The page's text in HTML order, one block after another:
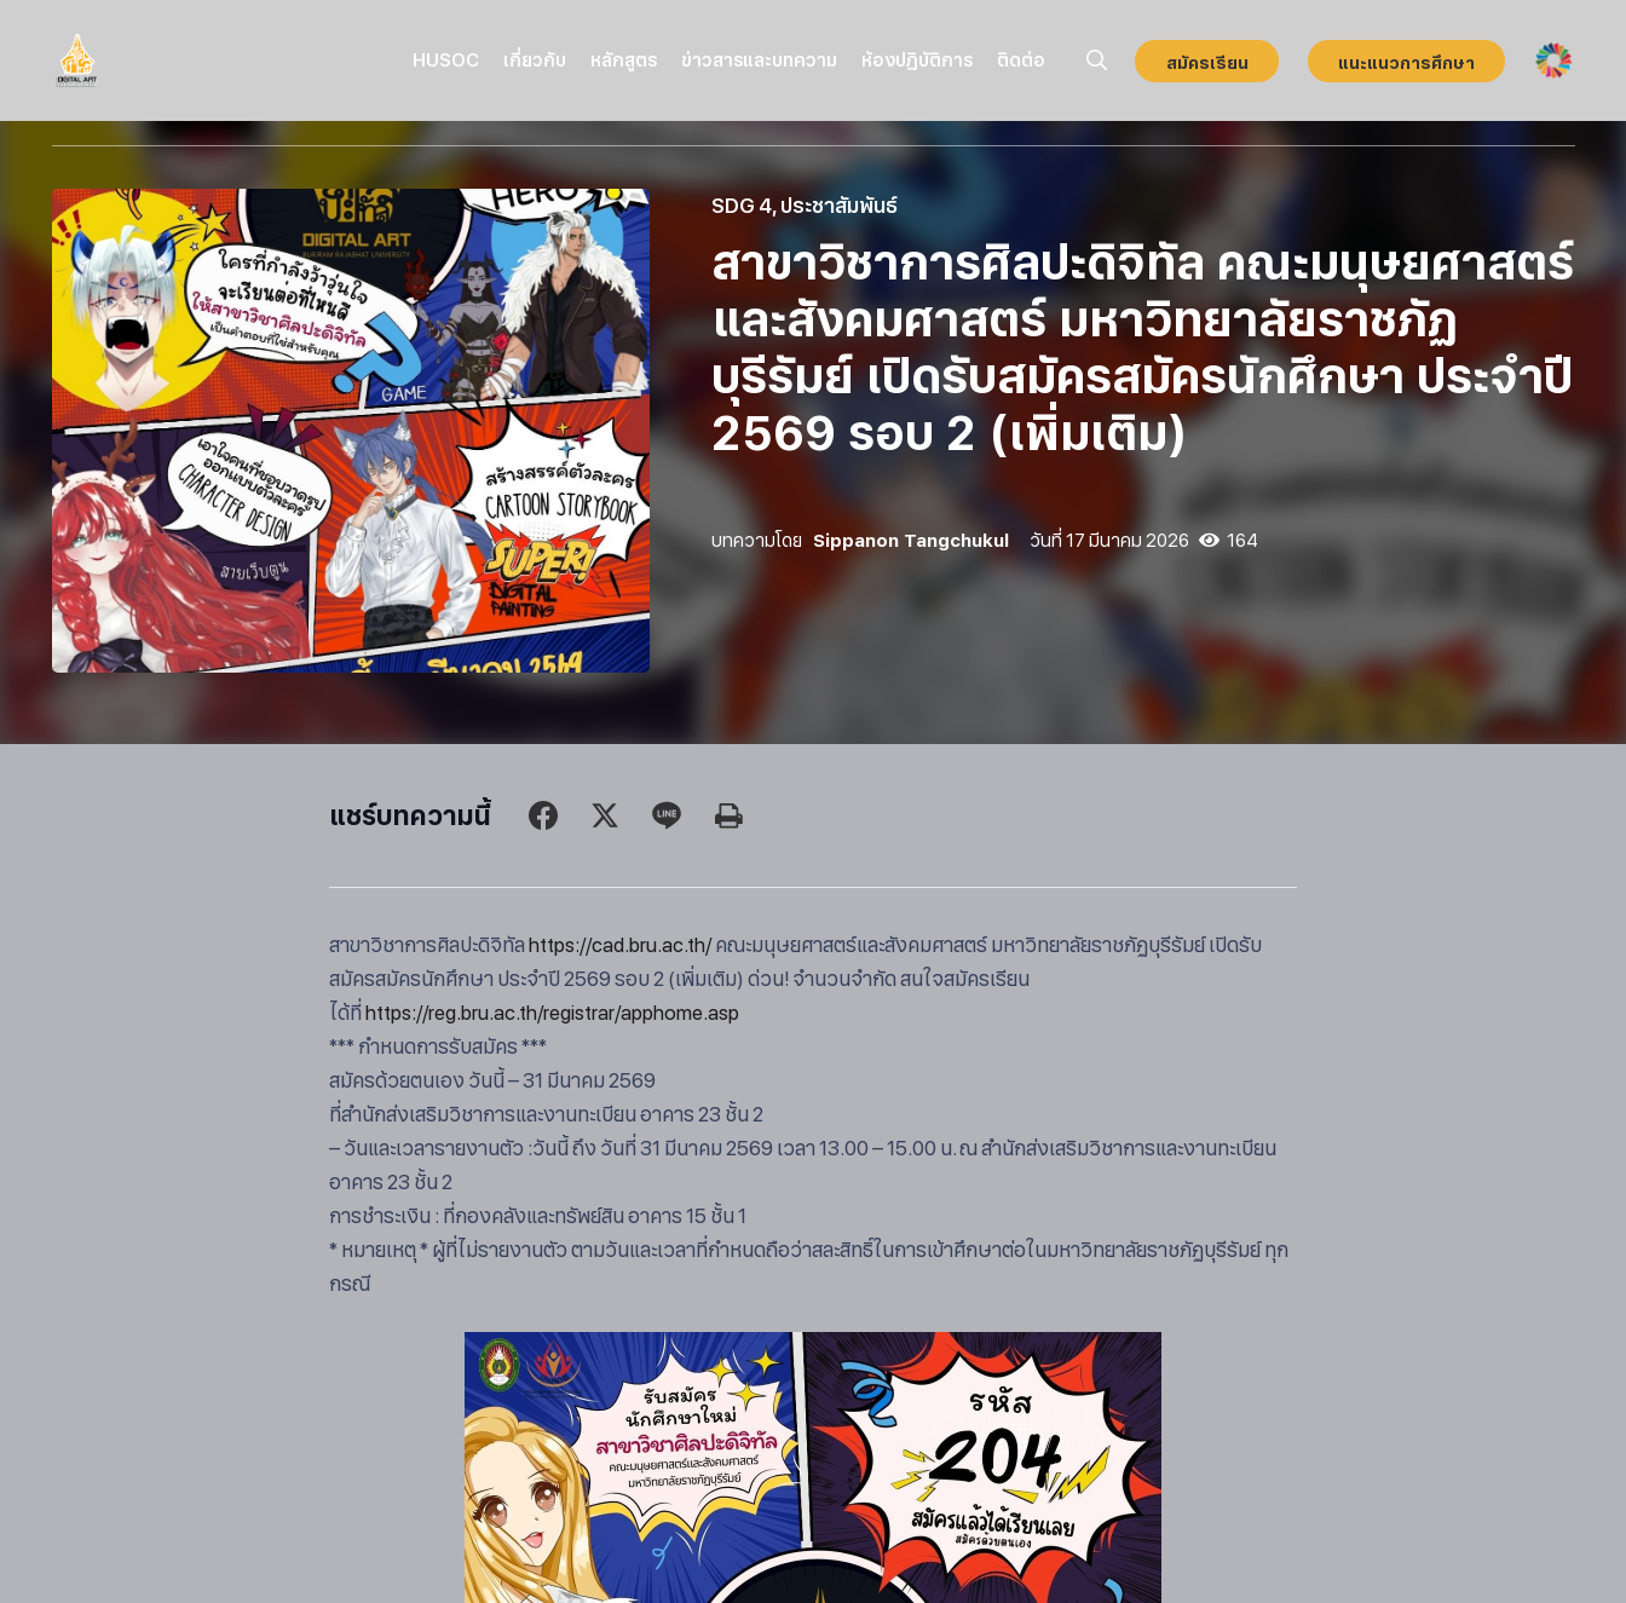
HUSOC เกี่ยวกับ หลักสูตร ข่าวสารและบทความ ห้องปฏิบัติการ ติดต่อ สมัครเรียน แนะแนวการศึกษา
SDG 4, ประชาสัมพันธ์
สาขาวิชาการศิลปะดิจิทัล คณะมนุษยศาสตร์
และสังคมศาสตร์ มหาวิทยาลัยราชภัฏ
บุรีรัมย์ เปิดรับสมัครสมัครนักศึกษา ประจำปี
2569 รอบ 2 (เพิ่มเติม)
บทความโดย Sippanon Tangchukul วันที่ 17 มีนาคม 2026 164
แชร์บทความนี้
สาขาวิชาการศิลปะดิจิทัล https://cad.bru.ac.th/คณะมนุษยศาสตร์และสังคมศาสตร์ มหาวิทยาลัยราชภัฏบุรีรัมย์ เปิดรับ
สมัครสมัครนักศึกษา ประจำปี 2569 รอบ 2 (เพิ่มเติม) ด่วน! จำนวนจำกัด สนใจสมัครเรียน
ได้ที่ https://reg.bru.ac.th/registrar/apphome.asp
*** กำหนดการรับสมัคร ***
สมัครด้วยตนเอง วันนี้ – 31 มีนาคม 2569
ที่สำนักส่งเสริมวิชาการและงานทะเบียน อาคาร 23 ชั้น 2
– วันและเวลารายงานตัว :วันนี้ ถึง วันที่ 31 มีนาคม 2569 เวลา 13.00 – 15.00 น. ณ สำนักส่งเสริมวิชาการและงานทะเบียน
อาคาร 23 ชั้น 2
การชำระเงิน : ที่กองคลังและทรัพย์สิน อาคาร 15 ชั้น 1
* หมายเหตุ * ผู้ที่ไม่รายงานตัว ตามวันและเวลาที่กำหนดถือว่าสละสิทธิ์ในการเข้าศึกษาต่อในมหาวิทยาลัยราชภัฏบุรีรัมย์ ทุก
กรณี